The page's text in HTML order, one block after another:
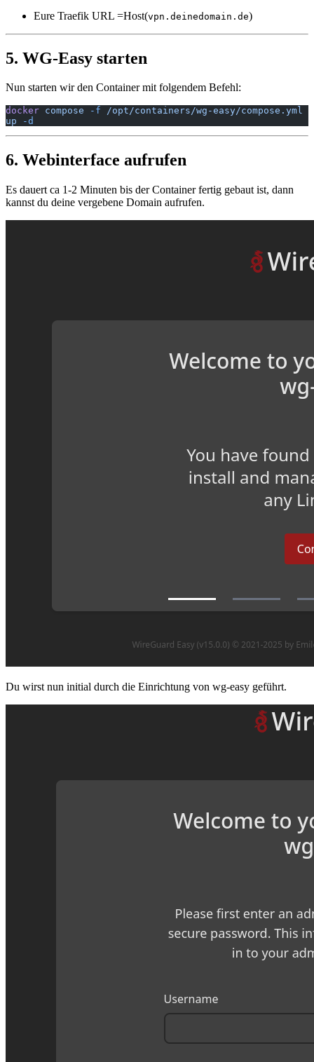
Eure Traefik URL =Host(vpn.deinedomain.de)
5. WG-Easy starten
Nun starten wir den Container mit folgendem Befehl:
docker compose -f /opt/containers/wg-easy/compose.yml
up -d
6. Webinterface aufrufen
Es dauert ca 1-2 Minuten bis der Container fertig gebaut ist, dann
kannst du deine vergebene Domain aufrufen.
Du wirst nun initial durch die Einrichtung von wg-easy geführt.